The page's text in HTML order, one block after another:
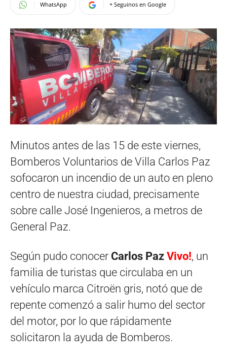
WhatsApp + Seguinos en Google
Minutos antes de las 15 de este viernes,
Bomberos Voluntarios de Villa Carlos Paz
sofocaron un incendio de un auto en pleno
centro de nuestra ciudad, precisamente
sobre calle José Ingenieros, a metros de
General Paz.
Según pudo conocer Carlos Paz Vivo!, un
familia de turistas que circulaba en un
vehículo marca Citroën gris, notó que de
repente comenzó a salir humo del sector
del motor, por lo que rápidamente
solicitaron la ayuda de Bomberos.